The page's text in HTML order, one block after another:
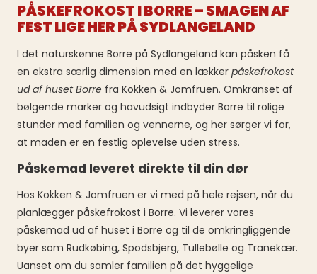
PÅSKEFROKOST I BORRE – SMAGEN AF
FEST LIGE HER PÅ SYDLANGELAND
I det naturskønne Borre på Sydlangeland kan påsken få
en ekstra særlig dimension med en lækker påskefrokost
ud af huset Borre fra Kokken & Jomfruen. Omkranset af
bølgende marker og havudsigt indbyder Borre til rolige
stunder med familien og vennerne, og her sørger vi for,
at maden er en festlig oplevelse uden stress.
Påskemad leveret direkte til din dør
Hos Kokken & Jomfruen er vi med på hele rejsen, når du
planlægger påskefrokost i Borre. Vi leverer vores
påskemad ud af huset i Borre og til de omkringliggende
byer som Rudkøbing, Spodsbjerg, Tullebølle og Tranekær.
Uanset om du samler familien på det hyggelige